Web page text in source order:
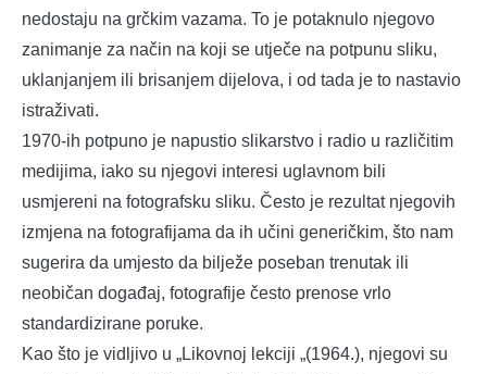
nedostaju na grčkim vazama. To je potaknulo njegovo
zanimanje za način na koji se utječe na potpunu sliku,
uklanjanjem ili brisanjem dijelova, i od tada je to nastavio
istraživati.
1970-ih potpuno je napustio slikarstvo i radio u različitim
medijima, iako su njegovi interesi uglavnom bili
usmjereni na fotografsku sliku. Često je rezultat njegovih
izmjena na fotografijama da ih učini generičkim, što nam
sugerira da umjesto da bilježe poseban trenutak ili
neobičan događaj, fotografije često prenose vrlo
standardizirane poruke.
Kao što je vidljivo u „Likovnoj lekciji „(1964.), njegovi su